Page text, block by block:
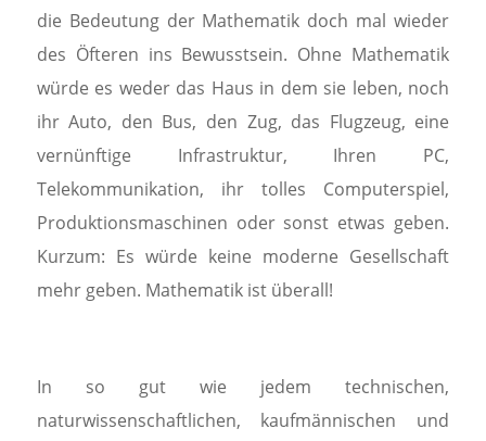
die Bedeutung der Mathematik doch mal wieder
des Öfteren ins Bewusstsein. Ohne Mathematik
würde es weder das Haus in dem sie leben, noch
ihr Auto, den Bus, den Zug, das Flugzeug, eine
vernünftige Infrastruktur, Ihren PC,
Telekommunikation, ihr tolles Computerspiel,
Produktionsmaschinen oder sonst etwas geben.
Kurzum: Es würde keine moderne Gesellschaft
mehr geben. Mathematik ist überall!
In so gut wie jedem technischen,
naturwissenschaftlichen, kaufmännischen und